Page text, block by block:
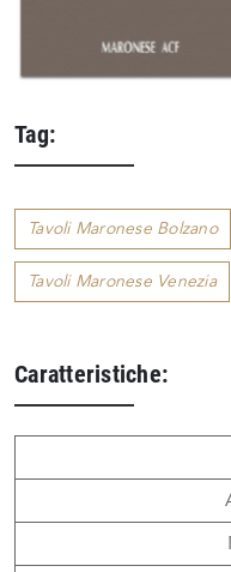
Tag:
Tavoli Maronese Bolzano
Tavoli Maronese Venezia
Caratteristiche: